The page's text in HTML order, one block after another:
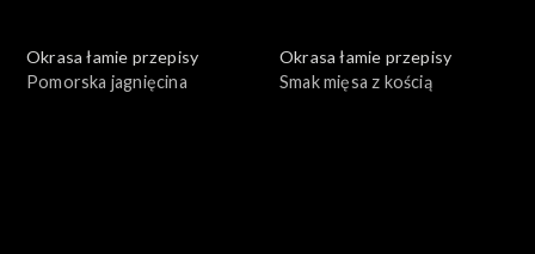
Okrasa łamie przepisy
Pomorska jagnięcina
Okrasa łamie przepisy
Smak mięsa z kością